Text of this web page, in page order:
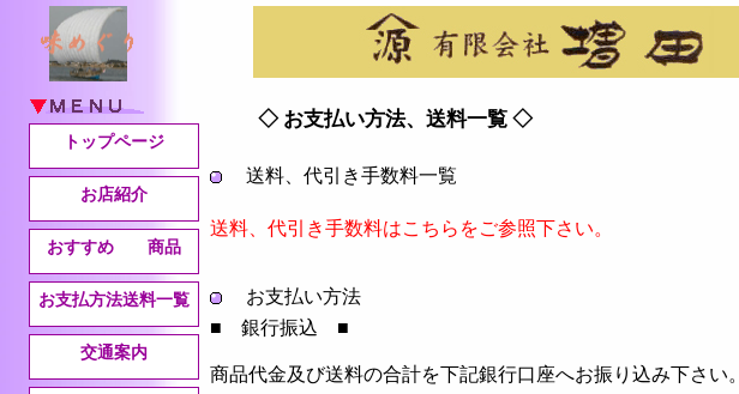
トップページ
お店紹介
おすすめ 商品
お支払方法送料一覧
交通案内
◇ お支払い方法、送料一覧 ◇
送料、代引き手数料一覧
送料、代引き手数料はこちらをご参照下さい。
お支払い方法
■ 銀行振込 ■
商品代金及び送料の合計を下記銀行口座へお振り込み下さい。